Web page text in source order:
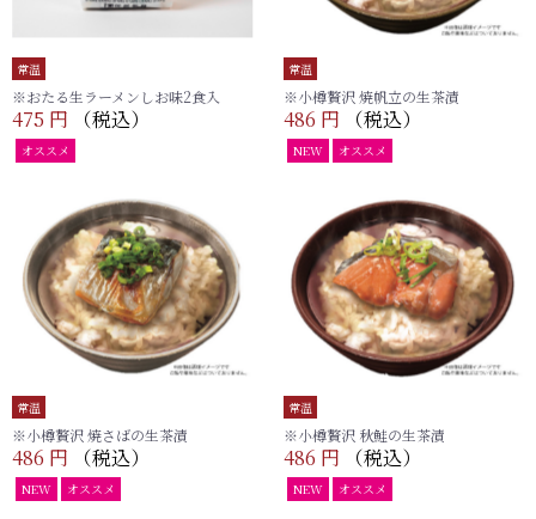
常温
※おたる生ラーメンしお味2食入
475 円 （税込）
オススメ
常温
※小樽贅沢 焼帆立の生茶漬
486 円 （税込）
NEW オススメ
常温
※小樽贅沢 焼さばの生茶漬
486 円 （税込）
NEW オススメ
常温
※小樽贅沢 秋鮭の生茶漬
486 円 （税込）
NEW オススメ